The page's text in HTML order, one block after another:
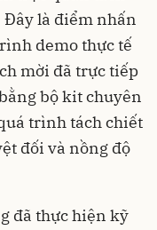
Đây là điểm nhấn
demo thực tế
mời đã trực tiếp
bộ kit chuyên
trình tách chiết
đối và nồng độ
đã thực hiện kỹ